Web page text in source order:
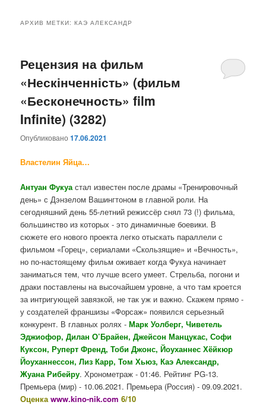
основному
содержимому
дополнительному
содержимому
АРХИВ МЕТКИ:КАЭ АЛЕКСАНДР
Рецензия на фильм
«Нескінченність» (фильм
«Бесконечность» film
Infinite) (3282)
Опубликовано17.06.2021
Властелин Яйца…
Антуан Фукуастал известен после драмы «Тренировочный
день» с Дэнзелом Вашингтоном в главной роли. На
сегодняшний день 55-летний режиссёр снял 73 (!) фильма,
большинство из которых - это динамичные боевики. В
сюжете его нового проекта легко отыскать параллели с
фильмом «Горец», сериалами «Скользящие» и «Вечность»,
но по-настоящему фильм оживает когда Фукуа начинает
заниматься тем, что лучше всего умеет. Стрельба, погони и
драки поставлены на высочайшем уровне, а что там кроется
за интригующей завязкой, не так уж и важно. Скажем прямо -
у создателей франшизы «Форсаж» появился серьезный
конкурент. В главных ролях -Марк Уолберг, Чиветель
Эджиофор, Дилан О’Брайен, Джейсон Манцукас, Софи
Куксон, Руперт Френд, Тоби Джонс, Йоуханнес Хёйкюр
Йоуханнессон, Лиз Карр, Том Хьюз, Каэ Александр,
Жуана Рибейру. Хронометраж - 01:46. Рейтинг PG-13.
Премьера (мир) - 10.06.2021. Премьера (Россия) - 09.09.2021.
Оценкаwww.kino-nik.com 6/10